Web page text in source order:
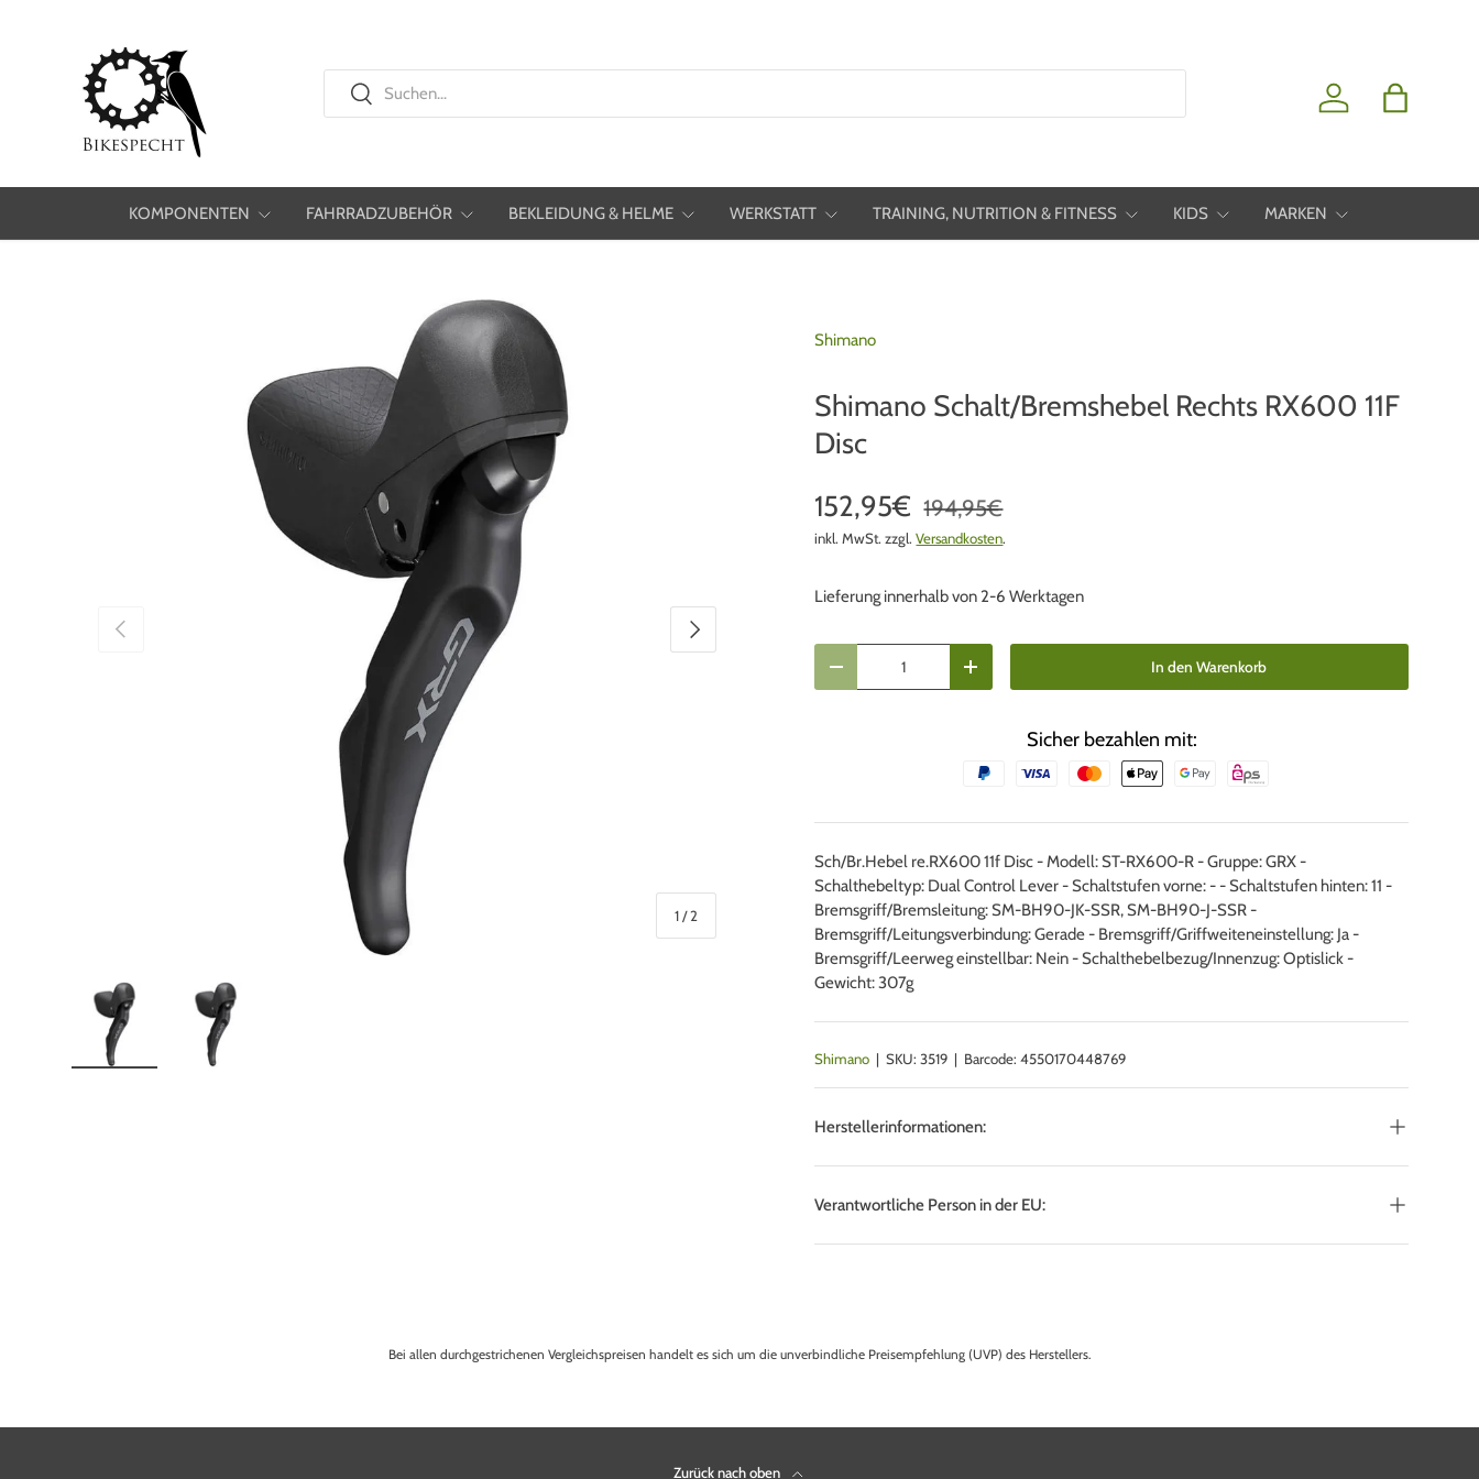
Suchen
Suchen
Einloggen
KOMPONENTEN FAHRRADZUBEHÖR BEKLEIDUNG & HELME WERKSTATT TRAINING, NUTRITION & FITNESS KIDS MARKEN
Vorherige
1 /von
2
Nächste
Shimano
Shimano Schalt/Bremshebel Rechts RX600 11F
Disc
152,95€ 194,95€
inkl. MwSt. zzgl.Versandkosten.
Lieferung innerhalb von 2-6 Werktagen
Menge verringern
Menge erhöhen In den Warenkorb
Sicher bezahlen mit:
Sch/Br.Hebel re.RX600 11f Disc - Modell: ST-RX600-R - Gruppe: GRX -
Schalthebeltyp: Dual Control Lever - Schaltstufen vorne: - - Schaltstufen hinten: 11 -
Bremsgriff/Bremsleitung: SM-BH90-JK-SSR, SM-BH90-J-SSR -
Bremsgriff/Leitungsverbindung: Gerade - Bremsgriff/Griffweiteneinstellung: Ja -
Bremsgriff/Leerweg einstellbar: Nein - Schalthebelbezug/Innenzug: Optislick -
Gewicht: 307g
Shimano |SKU: 3519 | Barcode: 4550170448769
Herstellerinformationen:
Verantwortliche Person in der EU:
Bei allen durchgestrichenen Vergleichspreisen handelt es sich um die unverbindliche Preisempfehlung (UVP) des Herstellers.
Zurück nach oben